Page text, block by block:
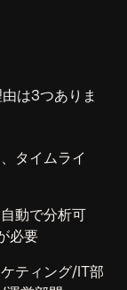
は3つありま
タイムライ
動で分析可
必要
ティング/IT部